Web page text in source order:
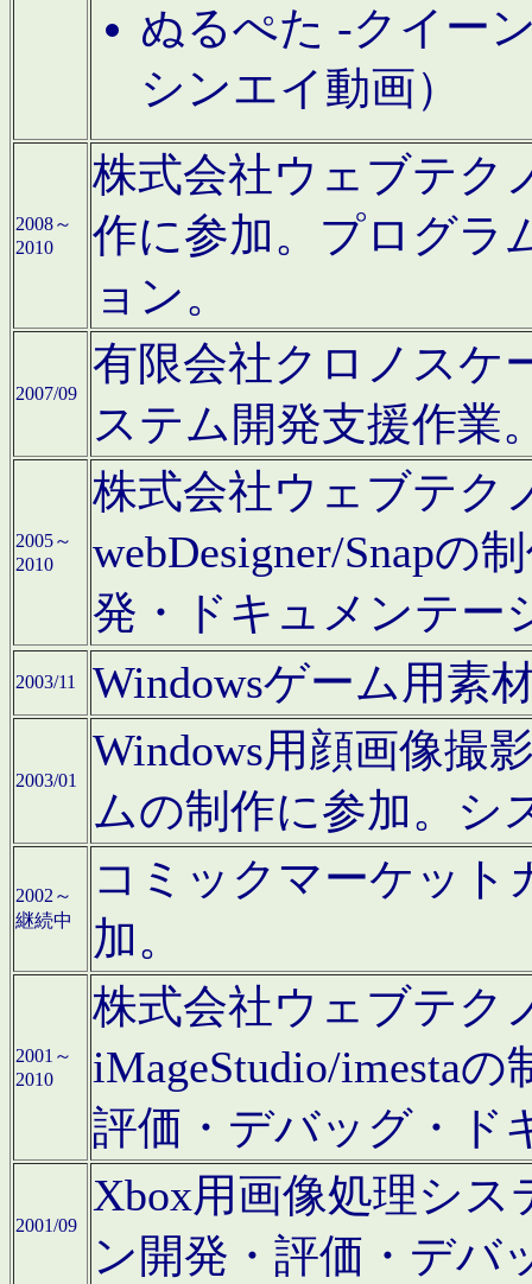
ぬるぺた -クイー
シンエイ動画）
2008～
2010
株式会社ウェブテク
作に参加。プログラ
ョン。
2007/09
有限会社クロノスケ
ステム開発支援作業
2005～
2010
株式会社ウェブテク
webDesigner/Snapの
発・ドキュメンテー
2003/11 Windowsゲーム用素
2003/01
Windows用顔画像撮
ムの制作に参加。シ
2002～
継続中
コミックマーケット
加。
2001～
2010
株式会社ウェブテク
iMageStudio/imesta
評価・デバッグ・ド
2001/09
Xbox用画像処理シ
ン開発・評価・デバ